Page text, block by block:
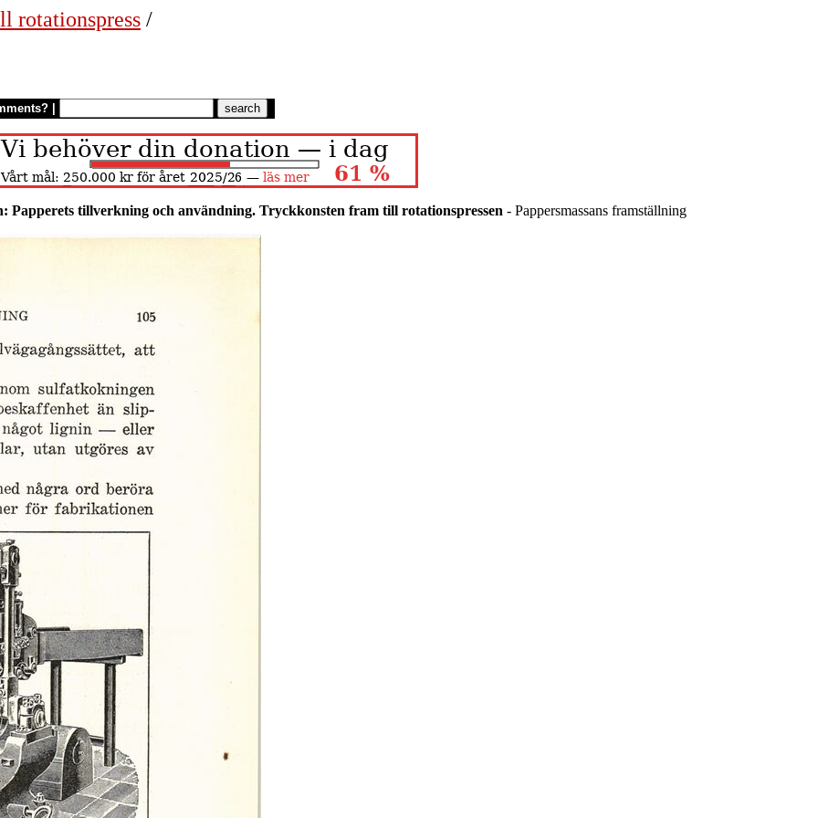
rotationspress /
Papperets tillverkning och användning. Tryckkonsten fram till rotationspressen - Pappersmassans framställning